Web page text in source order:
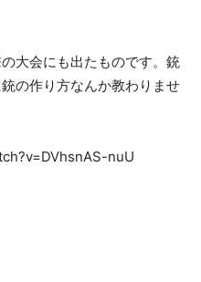
大会にも出たものです。銃
の作り方なんか教わりませ
nuU